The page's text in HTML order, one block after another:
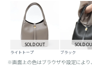
SOLD OUT
ライトトープ
SOLD
ブラック
※画面上の色はブラウザや設定により